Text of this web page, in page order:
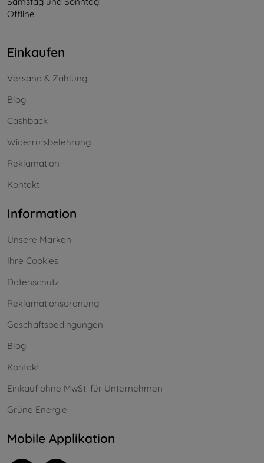
Offline
Einkaufen
Versand & Zahlung
Blog
Cashback
Widerrufsbelehrung
Reklamation
Kontakt
Information
Unsere Marken
Ihre Cookies
Datenschutz
Reklamationsordnung
Geschäftsbedingungen
Blog
Kontakt
Einkauf ohne MwSt. für Unternehmen
Grüne Energie
Mobile Applikation